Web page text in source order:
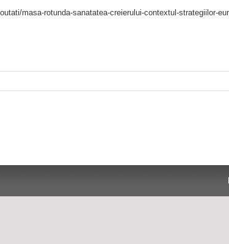
masa-rotunda-sanatatea-creierului-contextul-strategiilor-